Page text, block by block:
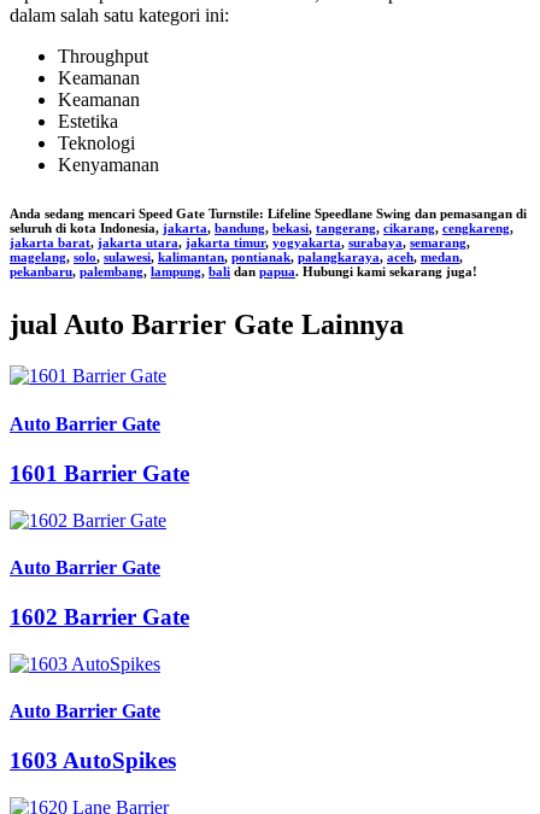
dalam salah satu kategori ini:
Throughput
Keamanan
Keamanan
Estetika
Teknologi
Kenyamanan
Anda sedang mencari Speed Gate Turnstile: Lifeline Speedlane Swing dan pemasangan di
seluruh di kota Indonesia, jakarta, bandung, bekasi, tangerang, cikarang, cengkareng,
jakarta barat, jakarta utara, jakarta timur, yogyakarta, surabaya, semarang,
magelang, solo, sulawesi, kalimantan, pontianak, palangkaraya, aceh, medan,
pekanbaru, palembang, lampung, bali dan papua. Hubungi kami sekarang juga!
jual Auto Barrier Gate Lainnya
Auto Barrier Gate
1601 Barrier Gate
Auto Barrier Gate
1602 Barrier Gate
Auto Barrier Gate
1603 AutoSpikes